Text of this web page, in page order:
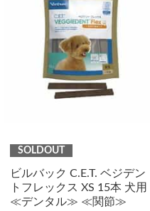
SOLDOUT
ビルバック C.E.T. ベジデン
トフレックス XS 15本 犬用
≪デンタル≫ ≪関節≫